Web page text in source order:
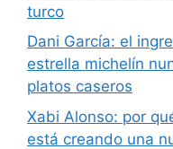
turco
Dani García: el
estrella michelín
platos caseros
Xabi Alonso: por
está creando una